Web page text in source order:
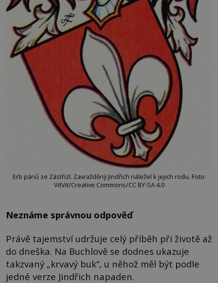
Erb pánů ze Zástřizl. Zavražděný Jindřich náležel k jejich rodu. Foto:
VitVit/Creative Commons/CC BY-SA 4.0
Neznáme správnou odpověď
Právě tajemství udržuje celý příběh při životě až
do dneška. Na Buchlově se dodnes ukazuje
takzvaný „krvavý buk“, u něhož měl být podle
jedné verze Jindřich napaden.